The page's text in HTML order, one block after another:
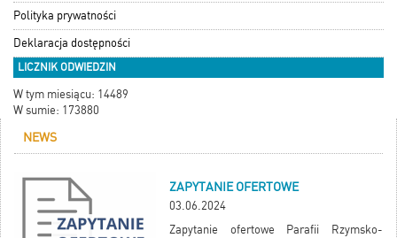
Polityka prywatności
Deklaracja dostępności
LICZNIK ODWIEDZIN
W tym miesiącu: 14489
W sumie: 173880
NEWS
ZAPYTANIE OFERTOWE
03.06.2024
Zapytanie ofertowe Parafii Rzymsko-